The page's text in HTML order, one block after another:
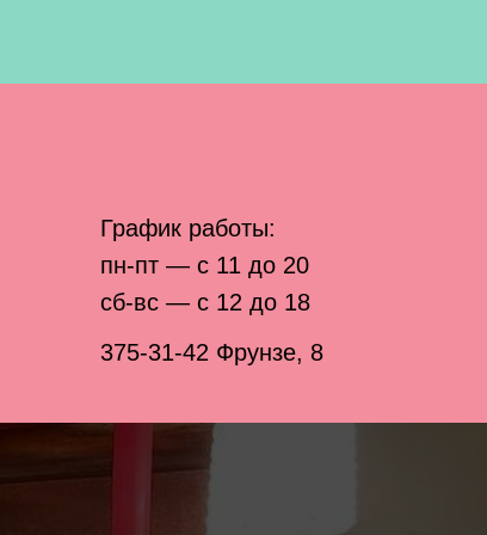
График работы:
пн-пт — с 11 до 20
сб-вс — с 12 до 18
375-31-42 Фрунзе, 8